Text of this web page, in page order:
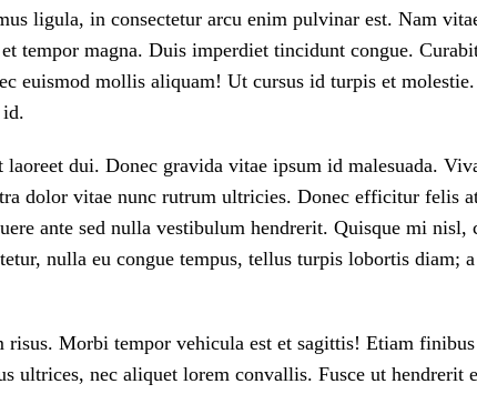
ligula, in consectetur arcu enim pulvinar est. Nam
tempor magna. Duis imperdiet tincidunt congue.
euismod mollis aliquam! Ut cursus id turpis et
dui. Donec gravida vitae ipsum id malesuada.
dolor vitae nunc rutrum ultricies. Donec efficitur felis
ante sed nulla vestibulum hendrerit. Quisque mi
nulla eu congue tempus, tellus turpis lobortis
risus. Morbi tempor vehicula est et sagittis! Etiam
ultrices, nec aliquet lorem convallis. Fusce ut